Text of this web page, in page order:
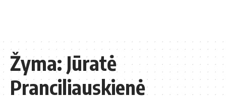
Žyma:Jūratė
Pranciliauskienė